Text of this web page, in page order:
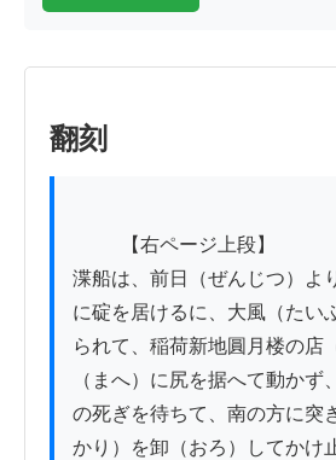
翻刻
渫船は、前日（ぜんじつ）よ
に碇を居けるに、大風（たい
られて、稲荷新地圓月楼の店
（まへ）に尻を据へて動かず
の死ぎを待ちて、南の方に突
かり）を卸（おろ）してかけ